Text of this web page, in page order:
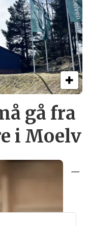
gå fra
i Moelv
–